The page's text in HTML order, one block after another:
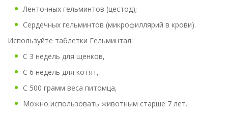
Ленточных гельминтов (цестод);
Сердечных гельминтов (микрофиллярий в крови).
Используйте таблетки Гельминтал:
С 3 недель для щенков,
С 6 недель для котят,
С 500 грамм веса питомца,
Можно использовать животным старше 7 лет.